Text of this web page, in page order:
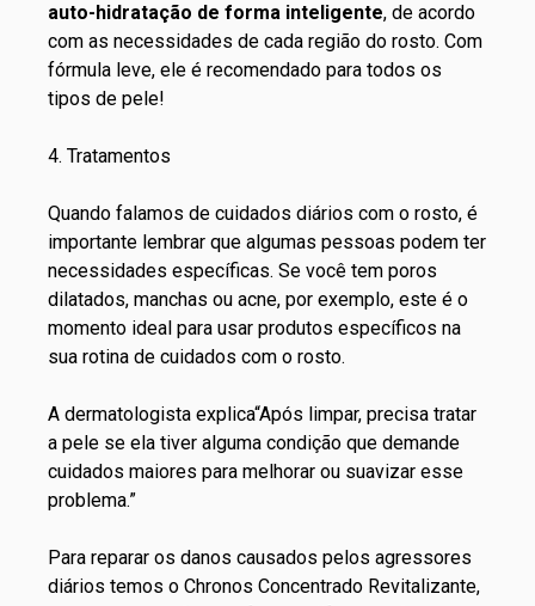
auto-hidratação de forma inteligente, de acordo
com as necessidades de cada região do rosto. Com
fórmula leve, ele é recomendado para todos os
tipos de pele!
4. Tratamentos
Quando falamos de cuidados diários com o rosto, é
importante lembrar que algumas pessoas podem ter
necessidades específicas. Se você tem poros
dilatados, manchas ou acne, por exemplo, este é o
momento ideal para usar produtos específicos na
sua rotina de cuidados com o rosto.
A dermatologista explica“Após limpar, precisa tratar
a pele se ela tiver alguma condição que demande
cuidados maiores para melhorar ou suavizar esse
problema.”
Para reparar os danos causados pelos agressores
diários temos o Chronos Concentrado Revitalizante,